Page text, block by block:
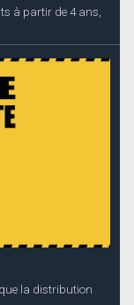
à partir de 4 ans,
la distribution